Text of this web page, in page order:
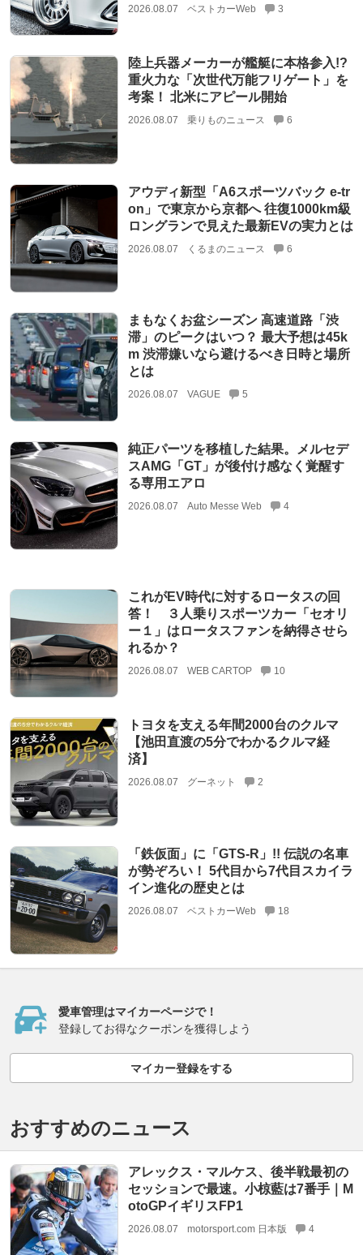
2026.08.07 ベストカーWeb 3
陸上兵器メーカーが艦艇に本格参入!?
重火力な「次世代万能フリゲート」を
考案！ 北米にアピール開始
2026.08.07 乗りものニュース 6
アウディ新型「A6スポーツバック e-tr
on」で東京から京都へ 往復1000km級
ロングランで見えた最新EVの実力とは
2026.08.07 くるまのニュース 6
まもなくお盆シーズン 高速道路「渋
滞」のピークはいつ？ 最大予想は45k
m 渋滞嫌いなら避けるべき日時と場所
とは
2026.08.07 VAGUE 5
純正パーツを移植した結果。メルセデ
スAMG「GT」が後付け感なく覚醒す
る専用エアロ
2026.08.07 Auto Messe Web 4
これがEV時代に対するロータスの回
答！ ３人乗りスポーツカー「セオリ
ー１」はロータスファンを納得させら
れるか？
2026.08.07 WEB CARTOP 10
トヨタを支える年間2000台のクルマ
【池田直渡の5分でわかるクルマ経
済】
2026.08.07 グーネット 2
「鉄仮面」に「GTS-R」!! 伝説の名車
が勢ぞろい！ 5代目から7代目スカイラ
イン進化の歴史とは
2026.08.07 ベストカーWeb 18
愛車管理はマイカーページで！
登録してお得なクーポンを獲得しよう
マイカー登録をする
おすすめのニュース
アレックス・マルケス、後半戦最初の
セッションで最速。小椋藍は7番手｜M
otoGPイギリスFP1
2026.08.07 motorsport.com 日本版 4